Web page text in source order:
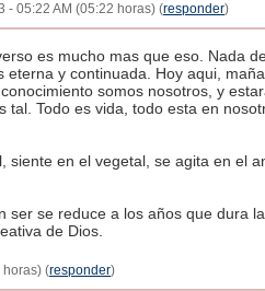
- 05:22 AM (05:22 horas) (responder)
es mucho mas que eso. Nada
eterna y continuada. Hoy aqui,
somos nosotros, y
tal. Todo es vida, todo esta en
siente en el vegetal, se agita en el
ser se reduce a los años que dura
de Dios.
horas) (responder)